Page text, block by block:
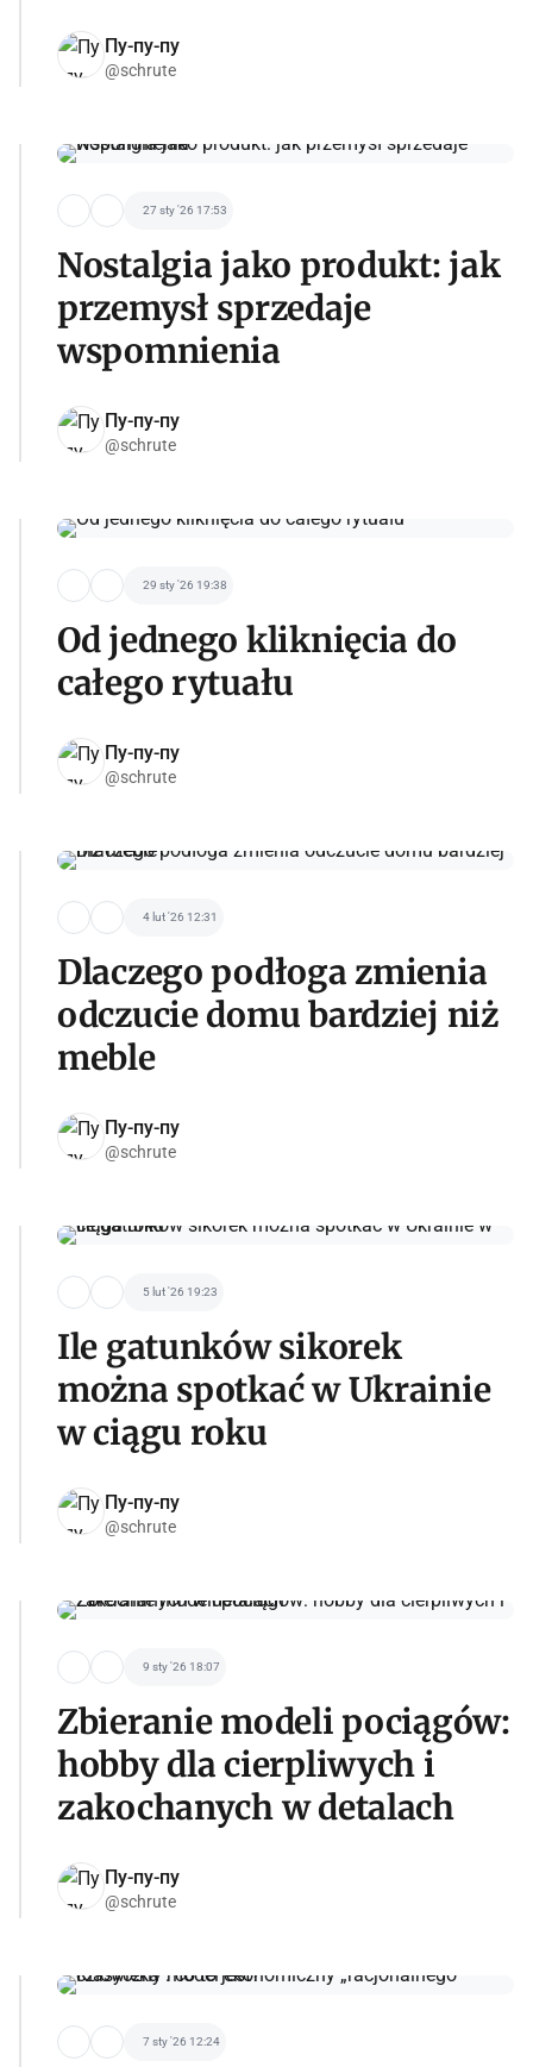
Пу-пу-пу
@schrute
27 sty '26 17:53
Nostalgia jako produkt: jak
przemysł sprzedaje
wspomnienia
Пу-пу-пу
@schrute
29 sty '26 19:38
Od jednego kliknięcia do
całego rytuału
Пу-пу-пу
@schrute
4 lut '26 12:31
Dlaczego podłoga zmienia
odczucie domu bardziej niż
meble
Пу-пу-пу
@schrute
5 lut '26 19:23
Ile gatunków sikorek
można spotkać w Ukrainie
w ciągu roku
Пу-пу-пу
@schrute
9 sty '26 18:07
Zbieranie modeli pociągów:
hobby dla cierpliwych i
zakochanych w detalach
Пу-пу-пу
@schrute
7 sty '26 12:24